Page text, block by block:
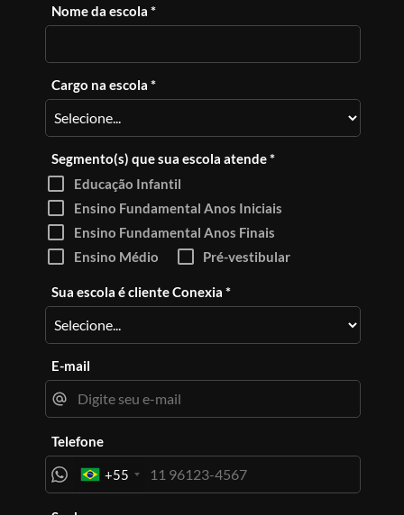
Nome da escola *
Cargo na escola *
Segmento(s) que sua escola atende *
check_box_outline_blank Educação Infantil
check_box_outline_blank Ensino Fundamental Anos Iniciais
check_box_outline_blank Ensino Fundamental Anos Finais
check_box_outline_blank Ensino Médio check_box_outline_blank Pré-vestibular
Sua escola é cliente Conexia *
E-mail
Telefone
+55